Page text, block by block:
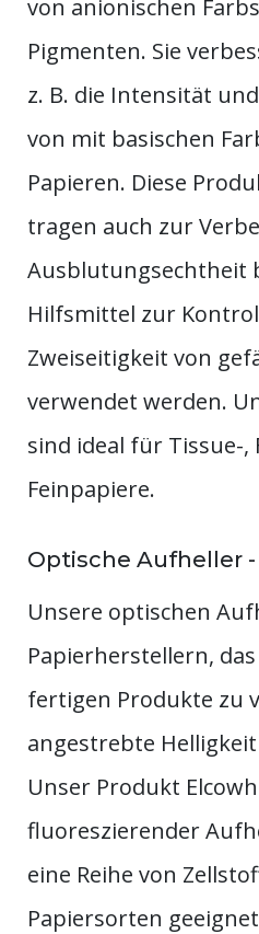
von anionischen
Pigmenten. Sie
z. B. die Intensität
von mit basischen
Papieren. Diese
tragen auch zur
Ausblutungsechtheit
Hilfsmittel zur
Zweiseitigkeit von
verwendet werden.
sind ideal für Tissue-,
Feinpapiere.
Optische Aufheller
Unsere optischen
Papierherstellern,
fertigen Produkte zu
angestrebte
Unser Produkt
fluoreszierender
eine Reihe von
Papiersorten